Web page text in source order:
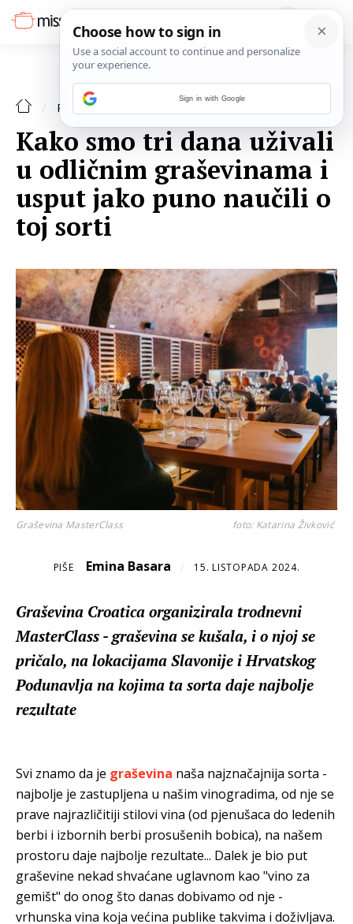
RECENZIJE
Kako smo tri dana uživali
u odličnim graševinama i
usput jako puno naučili o
toj sorti
Graševina MasterClass foto: Katarina Živković
PIŠE Emina Basara / 15. LISTOPADA 2024.
Graševina Croatica organizirala trodnevni
MasterClass - graševina se kušala, i o njoj se
pričalo, na lokacijama Slavonije i Hrvatskog
Podunavlja na kojima ta sorta daje najbolje
rezultate
Svi znamo da je graševina naša najznačajnija sorta -
najbolje je zastupljena u našim vinogradima, od nje se
prave najrazličitiji stilovi vina (od pjenušaca do ledenih
berbi i izbornih berbi prosušenih bobica), na našem
prostoru daje najbolje rezultate... Dalek je bio put
graševine nekad shvaćane uglavnom kao "vino za
gemišt" do onog što danas dobivamo od nje -
vrhunska vina koja većina publike takvima i doživljava.
Sign in with Google